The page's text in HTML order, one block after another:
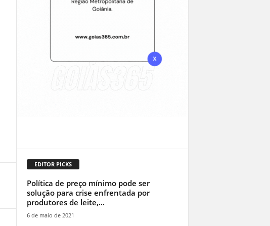
EDITOR PICKS
Política de preço mínimo pode ser
solução para crise enfrentada por
produtores de leite,...
6 de maio de 2021